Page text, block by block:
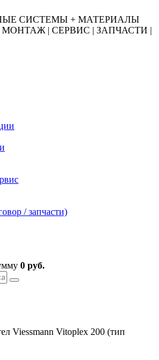
СИСТЕМЫ + МАТЕРИАЛЫ
| СЕРВИС | ЗАПЧАСТИ |
/ запчасти)
0 руб.
Viessmann Vitoplex 200 (тип